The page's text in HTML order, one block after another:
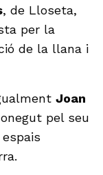
, de Lloseta,
per la
de la llana i
Joan
pel seu